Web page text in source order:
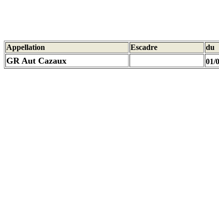
Appellation Escadre du
GR Aut Cazaux 01/